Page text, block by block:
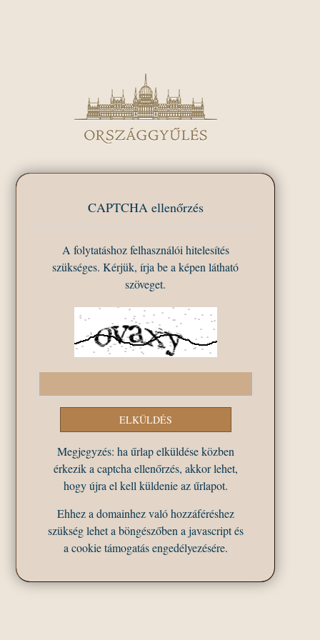
CAPTCHA ellenőrzés
A folytatáshoz felhasználói hitelesítés
szükséges. Kérjük, írja be a képen látható
szöveget.
Megjegyzés: ha űrlap elküldése közben
érkezik a captcha ellenőrzés, akkor lehet,
hogy újra el kell küldenie az űrlapot.
Ehhez a domainhez való hozzáféréshez
szükség lehet a böngészőben a javascript és
a cookie támogatás engedélyezésére.